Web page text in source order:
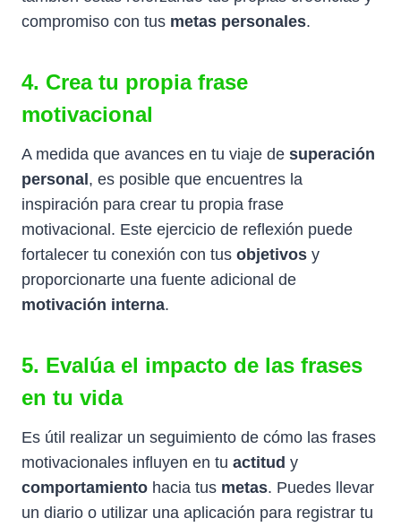
compromiso con tus metas personales.
4. Crea tu propia frase
motivacional
A medida que avances en tu viaje de superación
personal, es posible que encuentres la
inspiración para crear tu propia frase
motivacional. Este ejercicio de reflexión puede
fortalecer tu conexión con tus objetivos y
proporcionarte una fuente adicional de
motivación interna.
5. Evalúa el impacto de las frases
en tu vida
Es útil realizar un seguimiento de cómo las frases
motivacionales influyen en tu actitud y
comportamiento hacia tus metas. Puedes llevar
un diario o utilizar una aplicación para registrar tu